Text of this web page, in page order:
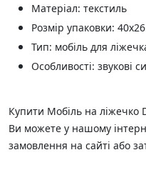
Матеріал: текстиль
Розмір упаковки:
Тип: мобіль для
Особливості: звукові
Купити Мобіль на ліжечко
Ви можете у нашому
замовлення на сайті або